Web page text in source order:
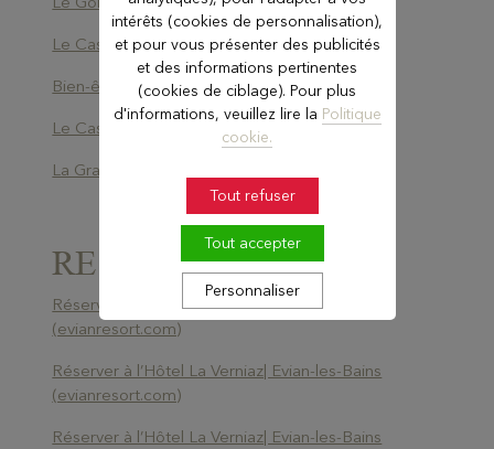
Le Casino | Evian Resort
Bien-être - Evian Resort
Le Casino - Evian Resort
La Grange au Lac | Evian Resort
RESERVER
Réserver à l’Hôtel La Verniaz| Evian-les-Bains
(evianresort.com)
Réserver à l’Hôtel La Verniaz| Evian-les-Bains
(evianresort.com)
Réserver à l’Hôtel La Verniaz| Evian-les-Bains
intérêts (cookies de personnalisation),
et pour vous présenter des publicités
et des informations pertinentes
(cookies de ciblage). Pour plus
d'informations, veuillez lire la Politique
cookie.
Tout refuser
Tout accepter
Personnaliser